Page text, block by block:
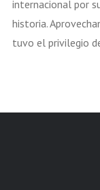
internacional por
historia.
tuvo el privilegio